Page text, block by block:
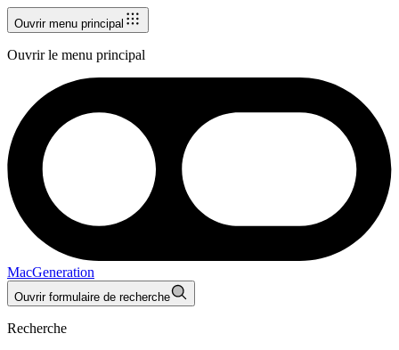
Ouvrir menu principal
Ouvrir le menu principal
MacGeneration
Ouvrir formulaire de recherche
Recherche